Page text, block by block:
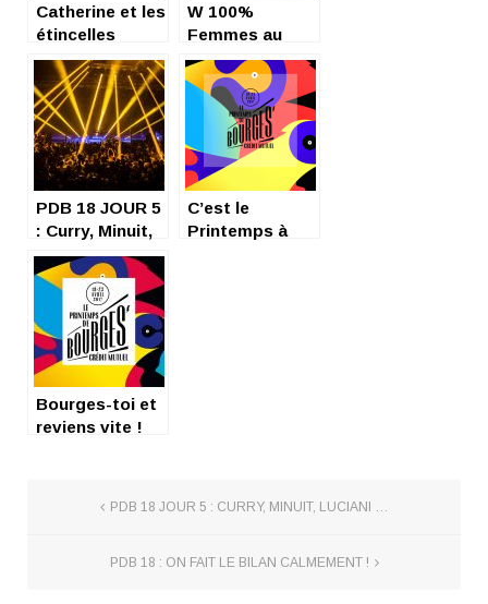
Catherine et les
étincelles
W 100%
Femmes au
Printemps de
Bourges
PDB 18 JOUR 5
: Curry, Minuit,
Luciani …
C’est le
Printemps à
Bourges-toi et
reviens vite !
PDB 18 JOUR 5 : CURRY, MINUIT, LUCIANI …
PDB 18 : ON FAIT LE BILAN CALMEMENT !